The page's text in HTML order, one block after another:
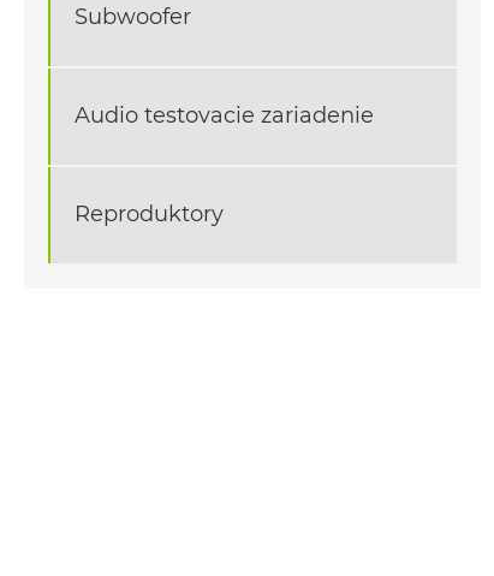
Subwoofer
Audio testovacie zariadenie
Reproduktory